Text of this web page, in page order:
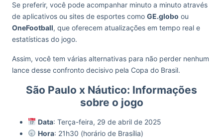
Se preferir, você pode acompanhar minuto a minuto através
de aplicativos ou sites de esportes como GE.globo ou
OneFootball, que oferecem atualizações em tempo real e
estatísticas do jogo.
Assim, você tem várias alternativas para não perder nenhum
lance desse confronto decisivo pela Copa do Brasil.
São Paulo x Náutico: Informações
sobre o jogo
Data: Terça-feira, 29 de abril de 2025
Hora: 21h30 (horário de Brasília)